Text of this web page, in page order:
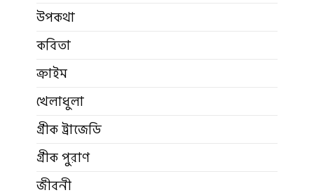
উপকথা
কবিতা
ক্রাইম
খেলাধুলা
গ্রীক ট্রাজেডি
গ্রীক পুরাণ
জীবনী